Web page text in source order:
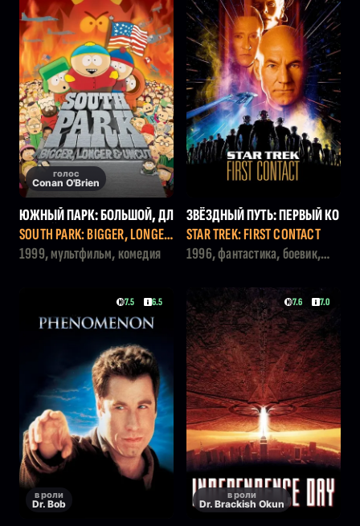
голос
Conan O'Brien
ЮЖНЫЙ ПАРК: БОЛЬШОЙ, ДЛ
ИННЫЙ И НЕОБРЕЗАННЫЙ
SOUTH PARK: BIGGER, LONGER
& UNCUT
1999, мультфильм, комедия
ЗВЁЗДНЫЙ ПУТЬ: ПЕРВЫЙ КО
НТАКТ
STAR TREK: FIRST CONTACT
1996, фантастика, боевик,
7.5 6.5
в роли
Dr. Bob
7.6 7.0
в роли
Dr. Brackish Okun